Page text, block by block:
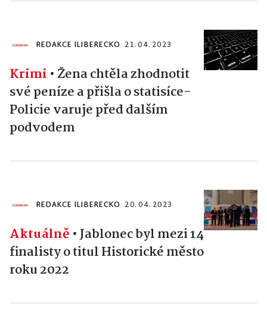
REDAKCE ILIBERECKO 21. 04. 2023
Krimi • Žena chtěla zhodnotit
své peníze a přišla o statisíce-
Policie varuje před dalším
podvodem
REDAKCE ILIBERECKO 20. 04. 2023
Aktuálně •Jablonec byl mezi 14
finalisty o titul Historické město
roku 2022